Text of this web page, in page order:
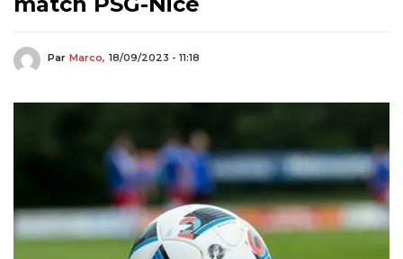
Par Marco, 18/09/2023 - 11:18